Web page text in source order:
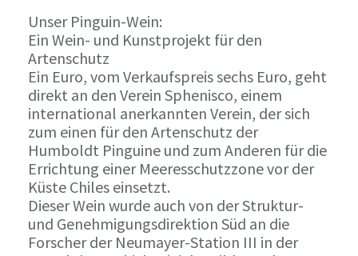
Unser Pinguin-Wein:
Ein Wein- und Kunstprojekt für den
Artenschutz
Ein Euro, vom Verkaufspreis sechs Euro, geht
direkt an den Verein Sphenisco, einem
international anerkannten Verein, der sich
zum einen für den Artenschutz der
Humboldt Pinguine und zum Anderen für die
Errichtung einer Meeresschutzzone vor der
Küste Chiles einsetzt.
Dieser Wein wurde auch von der Struktur-
und Genehmigungsdirektion Süd an die
Forscher der Neumayer-Station III in der